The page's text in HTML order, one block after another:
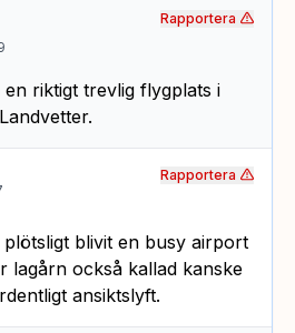
riktigt trevlig flygplats i
Rapportera
blivit en busy airport
lagårn också kallad kanske
ansiktslyft.
Rapportera